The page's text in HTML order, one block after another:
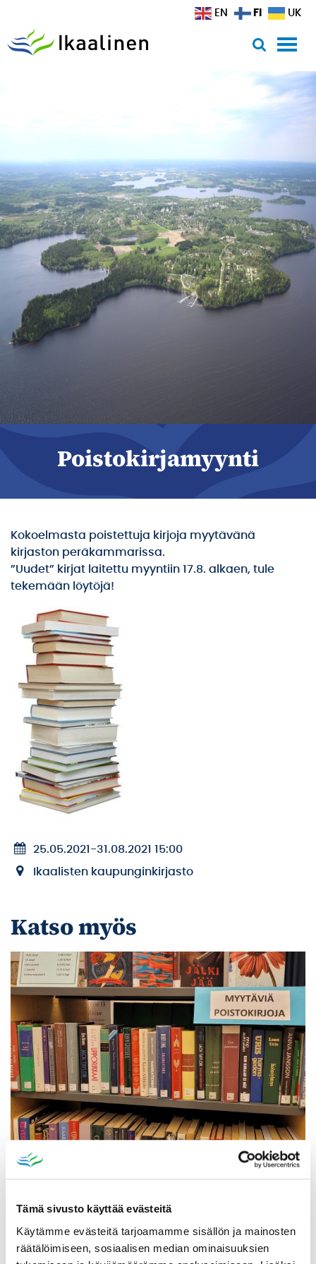
Tämä sivusto käyttää evästeitä
Käytämme evästeitä tarjoamamme sisällön ja mainosten
räätälöimiseen, sosiaalisen median ominaisuuksien
Poistokirjamyynti
Kokoelmasta poistettuja kirjoja myytävänä
kirjaston peräkammarissa.
”Uudet” kirjat laitettu myyntiin 17.8. alkaen, tule
tekemään löytöjä!
25.05.2021 -31.08.2021 15:00
Ikaalisten kaupunginkirjasto
Katso myös
Poistomyynti kirjaston aukioloaikana
03.06.2026-31.08.2026
Lue lisää
EN FI UK